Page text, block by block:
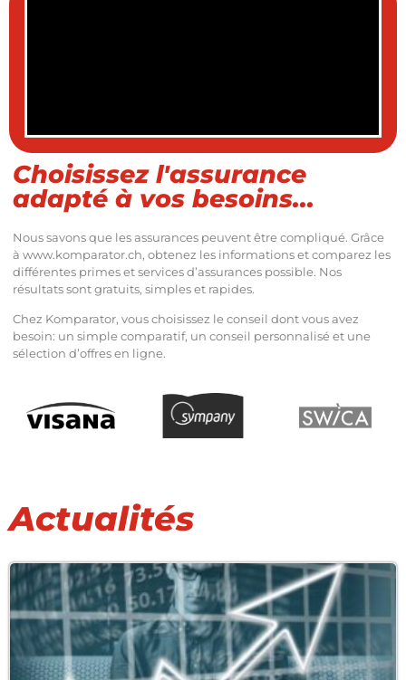
Choisissez l'assurance
adapté à vos besoins...
Nous savons que les assurances peuvent être compliqué. Grâce
à www.komparator.ch, obtenez les informations et comparez les
différentes primes et services d’assurances possible. Nos
résultats sont gratuits, simples et rapides.
Chez Komparator, vous choisissez le conseil dont vous avez
besoin: un simple comparatif, un conseil personnalisé et une
sélection d’offres en ligne.
Actualités